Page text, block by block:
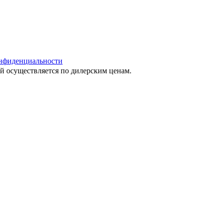
осуществляется по дилерским ценам.